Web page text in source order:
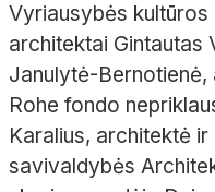
Vyriausybės kultūros
architektai Gintautas
Janulytė-
Rohe fondo
Karalius, architektė
savivaldybės